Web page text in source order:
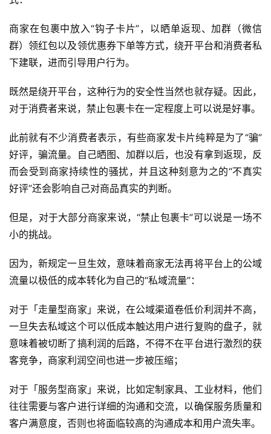
商家在包裹中放入“钩子卡片”，以晒单返现、加群（微信
群）领红包以及领优惠券下单等方式，绕开平台和消费者私
下建联，进而引导用户行为。
既然是绕开平台，这种行为的安全性当然也就存疑。因此，
对于消费者来说，禁止包裹卡在一定程度上可以说是好事。
此前就有不少消费者表示，有些商家发卡片纯粹是为了“骗”
好评，骗流量。自己晒图、加群以后，也没有拿到返现，反
而会受到商家持续性的骚扰，并且这种刻意为之的“不真实
好评”还会影响自己对商品真实的判断。
但是，对于大部分商家来说，“禁止包裹卡”可以说是一场不
小的挑战。
因为，新规定一旦生效，意味着商家无法再将平台上的公域
流量以极低的成本转化为自己的“私域流量”：
对于「走量型商家」来说，在公域渠道卷低价利润并不高，
一旦失去私域这个可以低成本触达用户进行复购的盘子，就
意味着被切断了搞利润的后路，不得不在平台进行激烈的获
客竞争，商家利润空间也进一步被压缩；
对于「服务型商家」来说，比如定制家具、工业材料，他们
往往需要与客户进行详细的沟通和交流，以确保服务质量和
客户满意度，否则也将面临较高的沟通成本和用户流失率。